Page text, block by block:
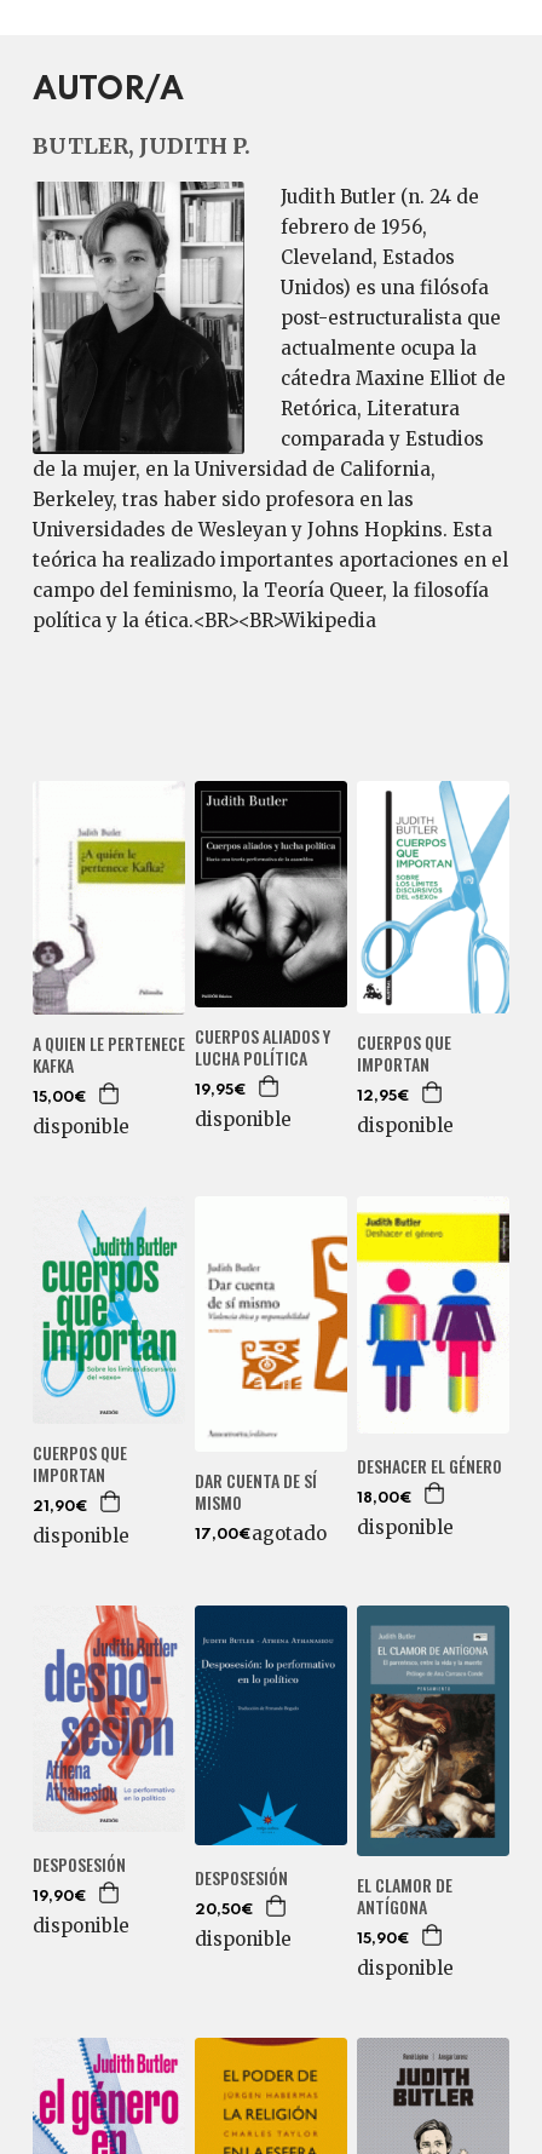
AUTOR/A
BUTLER, JUDITH P.
Judith Butler (n. 24 de
febrero de 1956,
Cleveland, Estados
Unidos) es una filósofa
post-estructuralista que
actualmente ocupa la
cátedra Maxine Elliot de
Retórica, Literatura
comparada y Estudios
de la mujer, en la Universidad de California,
Berkeley, tras haber sido profesora en las
Universidades de Wesleyan y Johns Hopkins. Esta
teórica ha realizado importantes aportaciones en el
campo del feminismo, la Teoría Queer, la filosofía
política y la ética.<BR><BR>Wikipedia
A QUIEN LE PERTENECE
KAFKA
15,00€
disponible
CUERPOS ALIADOS Y
LUCHA POLÍTICA
19,95€
disponible
CUERPOS QUE
IMPORTAN
12,95€
disponible
CUERPOS QUE
IMPORTAN
21,90€
disponible
DAR CUENTA DE SÍ
MISMO
17,00€agotado
DESHACER EL GÉNERO
18,00€
disponible
DESPOSESIÓN
19,90€
disponible
DESPOSESIÓN
20,50€
disponible
EL CLAMOR DE
ANTÍGONA
15,90€
disponible